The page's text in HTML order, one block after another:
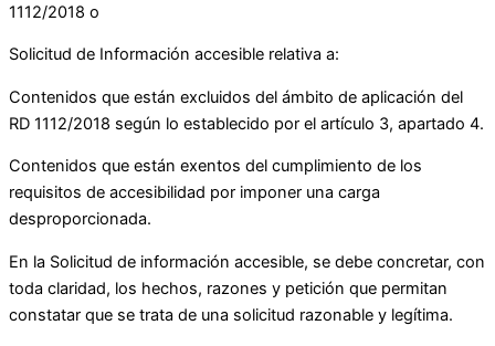
1112/2018 o
Solicitud de Información accesible relativa a:
Contenidos que están excluidos del ámbito de aplicación del
RD 1112/2018 según lo establecido por el artículo 3, apartado 4.
Contenidos que están exentos del cumplimiento de los
requisitos de accesibilidad por imponer una carga
desproporcionada.
En la Solicitud de información accesible, se debe concretar, con
toda claridad, los hechos, razones y petición que permitan
constatar que se trata de una solicitud razonable y legítima.